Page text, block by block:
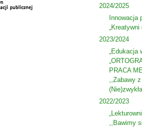
2024/2025
Innowacja
2023/2024
„Edukacja
PRACA
,,Zabawy z
2022/2023
,,Bawimy